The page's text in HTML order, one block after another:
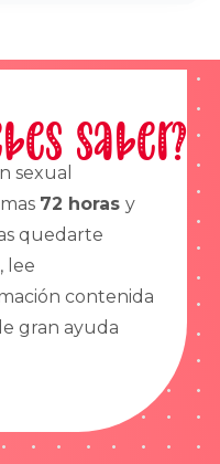
saber?
sexual
72 horas y
quedarte
lee
contenida
gran ayuda